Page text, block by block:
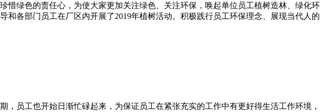
绿色的责任心，为使大家更加关注绿色、关注环保，唤起单位员工植树造林、绿化环
各部门员工在厂区内开展了2019年植树活动。积极践行员工环保理念、展现当代人的
员工也开始日渐忙碌起来，为保证员工在紧张充实的工作中有更好得生活工作环境，